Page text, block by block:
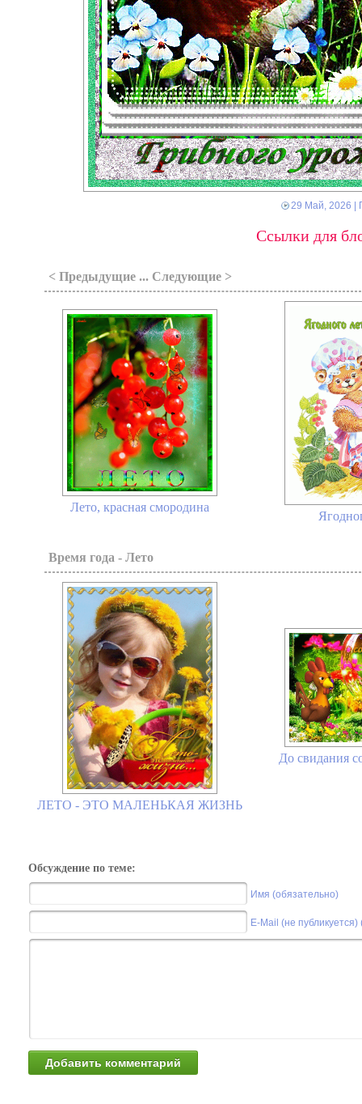
29 Май, 2026 |
Ссылки для
< Предыдущие ... Следующие >
Лето, красная смородина
Время года - Лето
ЛЕТО - ЭТО МАЛЕНЬКАЯ ЖИЗНЬ
До свидания
Обсуждение по теме:
Имя (обязательно)
E-Mail (не